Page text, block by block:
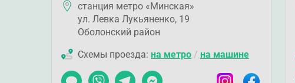
станция метро «Минская»
ул. Левка Лукьяненко, 19
Оболонский район
Схемы проезда: на метро / на машине
Чат Viber TelegramMessenger InstagramFacebook